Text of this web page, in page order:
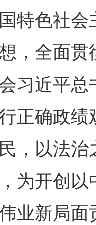
特色社
，全面
习近平
正确政
，以法
为开创
业新局一纸欠